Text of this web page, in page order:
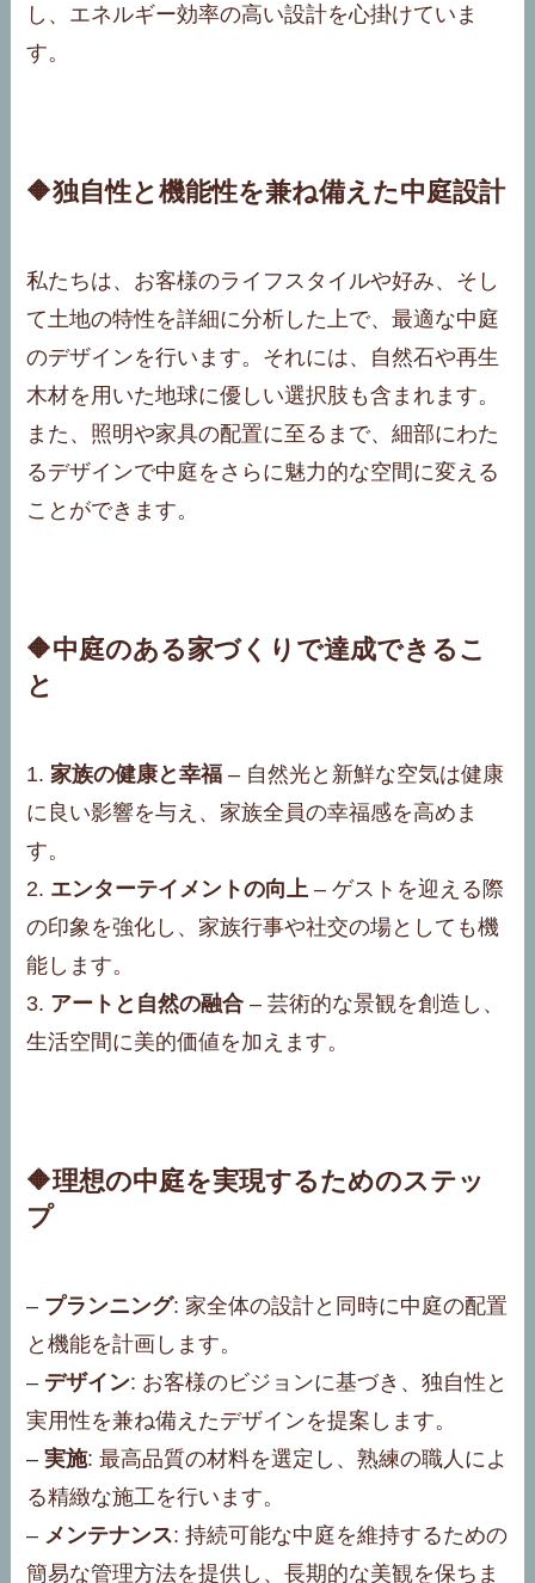
し、エネルギー効率の高い設計を心掛けていま
す。
🔶独自性と機能性を兼ね備えた中庭設計
私たちは、お客様のライフスタイルや好み、そし
て土地の特性を詳細に分析した上で、最適な中庭
のデザインを行います。それには、自然石や再生
木材を用いた地球に優しい選択肢も含まれます。
また、照明や家具の配置に至るまで、細部にわた
るデザインで中庭をさらに魅力的な空間に変える
ことができます。
🔶中庭のある家づくりで達成できるこ
と
1.家族の健康と幸福 – 自然光と新鮮な空気は健康
に良い影響を与え、家族全員の幸福感を高めま
す。
2. エンターテイメントの向上 – ゲストを迎える際
の印象を強化し、家族行事や社交の場としても機
能します。
3. アートと自然の融合 – 芸術的な景観を創造し、
生活空間に美的価値を加えます。
🔶理想の中庭を実現するためのステッ
プ
– プランニング: 家全体の設計と同時に中庭の配置
と機能を計画します。
– デザイン: お客様のビジョンに基づき、独自性と
実用性を兼ね備えたデザインを提案します。
–実施: 最高品質の材料を選定し、熟練の職人によ
る精緻な施工を行います。
– メンテナンス: 持続可能な中庭を維持するための
簡易な管理方法を提供し、長期的な美観を保ちま